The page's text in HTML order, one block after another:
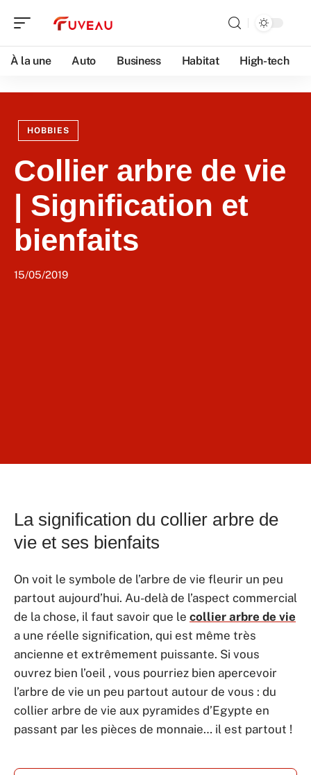
À la une Auto Business Habitat High-tech
HOBBIES
Collier arbre de vie
| Signification et
bienfaits
15/05/2019
La signification du collier arbre de
vie et ses bienfaits
On voit le symbole de l’arbre de vie fleurir un peu
partout aujourd’hui. Au-delà de l’aspect commercial
de la chose, il faut savoir que le collier arbre de vie
a une réelle signification, qui est même très
ancienne et extrêmement puissante. Si vous
ouvrez bien l’oeil , vous pourriez bien apercevoir
l’arbre de vie un peu partout autour de vous : du
collier arbre de vie aux pyramides d’Egypte en
passant par les pièces de monnaie… il est partout !